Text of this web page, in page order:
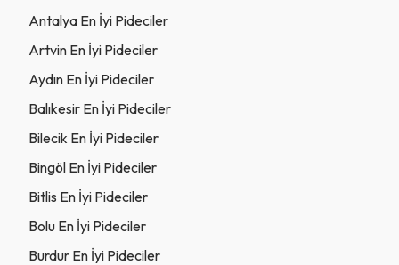
Antalya En İyi Pideciler
Artvin En İyi Pideciler
Aydın En İyi Pideciler
Balıkesir En İyi Pideciler
Bilecik En İyi Pideciler
Bingöl En İyi Pideciler
Bitlis En İyi Pideciler
Bolu En İyi Pideciler
Burdur En İyi Pideciler